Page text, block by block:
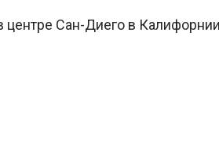
центре Сан-Диего в